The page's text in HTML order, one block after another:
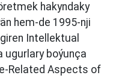
hakyndaky
hem-de 1995-nji
Intellektual
ugurlary boýunça
Related Aspects of